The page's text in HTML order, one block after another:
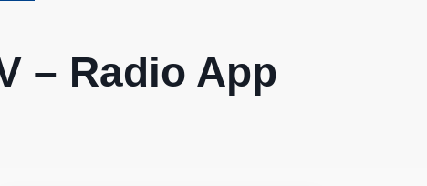
– Radio App